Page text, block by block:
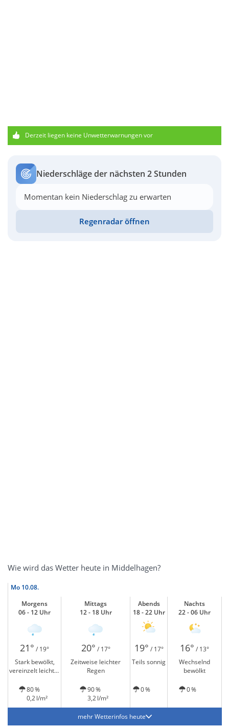
Derzeit liegen keine Unwetterwarnungen vor
Niederschläge der nächsten 2 Stunden
Momentan kein Niederschlag zu erwarten
Regenradar öffnen
Wie wird das Wetter heute in Middelhagen?
Mo 10.08.
Morgens
06 - 12 Uhr
Mittags
12 - 18 Uhr
Abends
18 - 22 Uhr
Nachts
22 - 06 Uhr
21° / 19° 20° / 17° 19° / 17° 16° / 13°
Stark bewölkt,
vereinzelt leichter
Zeitweise leichter
Regen
Teils sonnig
Wechselnd
bewölkt
80 %
0,2 l/m²
90 %
3,2 l/m²
0 % 0 %
mehr Wetterinfos heute